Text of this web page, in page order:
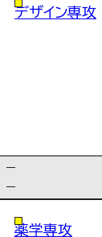
デザイン専攻
薬学専攻